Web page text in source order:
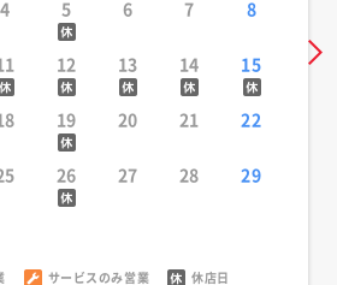
4 5 6 7 8
12 13 14 15
19 20 21 22
26 27 28 29
サービスのみ営業 休店日